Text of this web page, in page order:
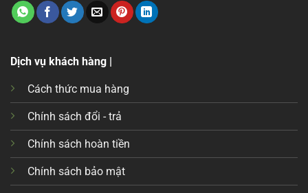
Dịch vụ khách hàng |
Cách thức mua hàng
Chính sách đổi - trả
Chính sách hoàn tiền
Chính sách bảo mật